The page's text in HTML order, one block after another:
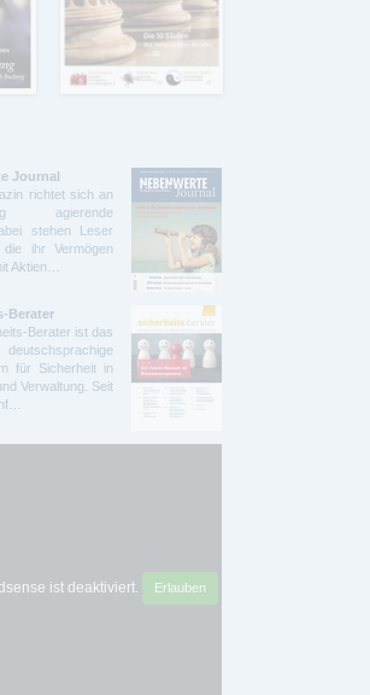
Journal
richtet sich an
agierende
stehen Leser
ihr Vermögen
Aktien…
Berater
Berater ist das
für Sicherheit in
Verwaltung. Seit
ist deaktiviert. Erlauben